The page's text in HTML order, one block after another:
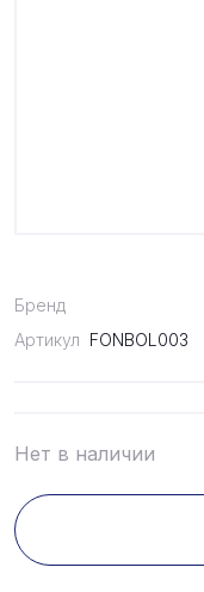
Бренд
Артикул FONBOL003
Нет в наличии